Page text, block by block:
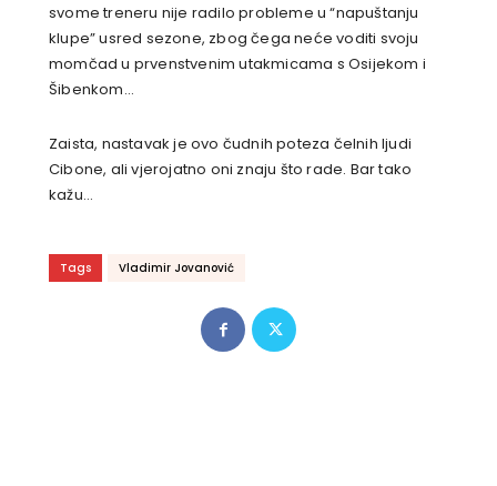
svome treneru nije radilo probleme u “napuštanju
klupe” usred sezone, zbog čega neće voditi svoju
momčad u prvenstvenim utakmicama s Osijekom i
Šibenkom…
Zaista, nastavak je ovo čudnih poteza čelnih ljudi
Cibone, ali vjerojatno oni znaju što rade. Bar tako
kažu…
Tags Vladimir Jovanović